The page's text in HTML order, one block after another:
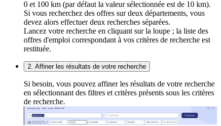
0 et 100 km (par défaut la valeur sélectionnée est de 10 km).
Si vous recherchez des offres sur deux départements, vous
devez alors effectuer deux recherches séparées.
Lancez votre recherche en cliquant sur la loupe ; la liste des
offres d'emploi correspondant à vos critères de recherche est
restituée.
2. Affiner les résultats de votre recherche
Si besoin, vous pouvez affiner les résultats de votre recherche
en sélectionnant des filtres et critères présents sous les critères
de recherche.